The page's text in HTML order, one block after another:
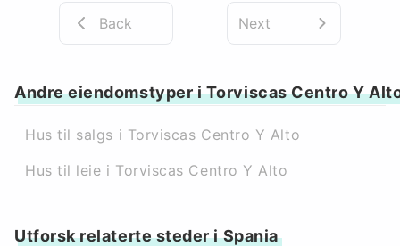
Back Next
Andre eiendomstyper i Torviscas Centro Y
Hus til salgs i Torviscas Centro Y Alto
Hus til leie i Torviscas Centro Y Alto
Utforsk relaterte steder i Spania